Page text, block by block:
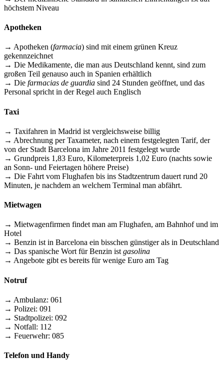
höchstem Niveau
Apotheken
→ Apotheken (farmacia) sind mit einem grünen Kreuz
gekennzeichnet
→ Die Medikamente, die man aus Deutschland kennt, sind zum
großen Teil genauso auch in Spanien erhältlich
→ Die farmacias de guardia sind 24 Stunden geöffnet, und das
Personal spricht in der Regel auch Englisch
Taxi
→ Taxifahren in Madrid ist vergleichsweise billig
→ Abrechnung per Taxameter, nach einem festgelegten Tarif, der
von der Stadt Barcelona im Jahre 2011 festgelegt wurde
→ Grundpreis 1,83 Euro, Kilometerpreis 1,02 Euro (nachts sowie
an Sonn- und Feiertagen höhere Preise)
→ Die Fahrt vom Flughafen bis ins Stadtzentrum dauert rund 20
Minuten, je nachdem an welchem Terminal man abfährt.
Mietwagen
→ Mietwagenfirmen findet man am Flughafen, am Bahnhof und im
Hotel
→ Benzin ist in Barcelona ein bisschen günstiger als in Deutschland
→ Das spanische Wort für Benzin ist gasolina
→ Angebote gibt es bereits für wenige Euro am Tag
Notruf
→ Ambulanz: 061
→ Polizei: 091
→ Stadtpolizei: 092
→ Notfall: 112
→ Feuerwehr: 085
Telefon und Handy